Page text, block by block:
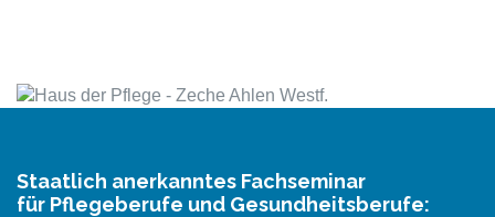
Staatlich anerkanntes Fachseminar
für Pflegeberufe und Gesundheitsberufe: